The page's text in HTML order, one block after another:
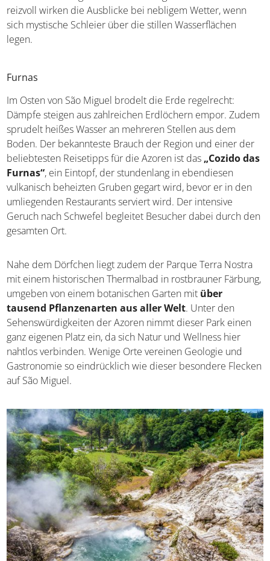
reizvoll wirken die Ausblicke bei nebligem Wetter, wenn
sich mystische Schleier über die stillen Wasserflächen
legen.
Furnas
Im Osten von São Miguel brodelt die Erde regelrecht:
Dämpfe steigen aus zahlreichen Erdlöchern empor. Zudem
sprudelt heißes Wasser an mehreren Stellen aus dem
Boden. Der bekannteste Brauch der Region und einer der
beliebtesten Reisetipps für die Azoren ist das „Cozido das
Furnas“, ein Eintopf, der stundenlang in ebendiesen
vulkanisch beheizten Gruben gegart wird, bevor er in den
umliegenden Restaurants serviert wird. Der intensive
Geruch nach Schwefel begleitet Besucher dabei durch den
gesamten Ort.
Nahe dem Dörfchen liegt zudem der Parque Terra Nostra
mit einem historischen Thermalbad in rostbrauner Färbung,
umgeben von einem botanischen Garten mit über
tausend Pflanzenarten aus aller Welt. Unter den
Sehenswürdigkeiten der Azoren nimmt dieser Park einen
ganz eigenen Platz ein, da sich Natur und Wellness hier
nahtlos verbinden. Wenige Orte vereinen Geologie und
Gastronomie so eindrücklich wie dieser besondere Flecken
auf São Miguel.